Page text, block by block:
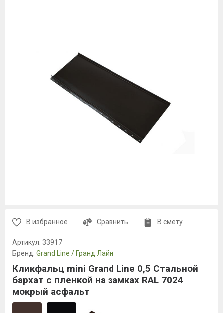
В избранное Сравнить В смету
Артикул: 33917
Бренд: Grand Line / Гранд Лайн
Кликфальц mini Grand Line 0,5 Стальной
бархат с пленкой на замках RAL 7024
мокрый асфальт